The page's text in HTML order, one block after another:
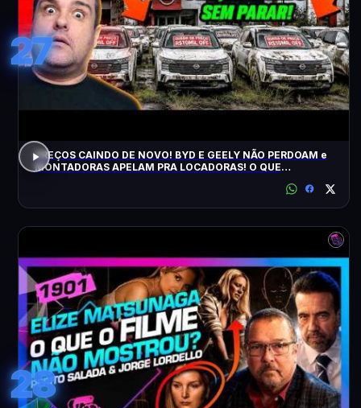
27
PREÇOS CAINDO DE NOVO! BYD E GEELY NÃO PERDOAM e
MONTADORAS APELAM PRA LOCADORAS! O QUE
28